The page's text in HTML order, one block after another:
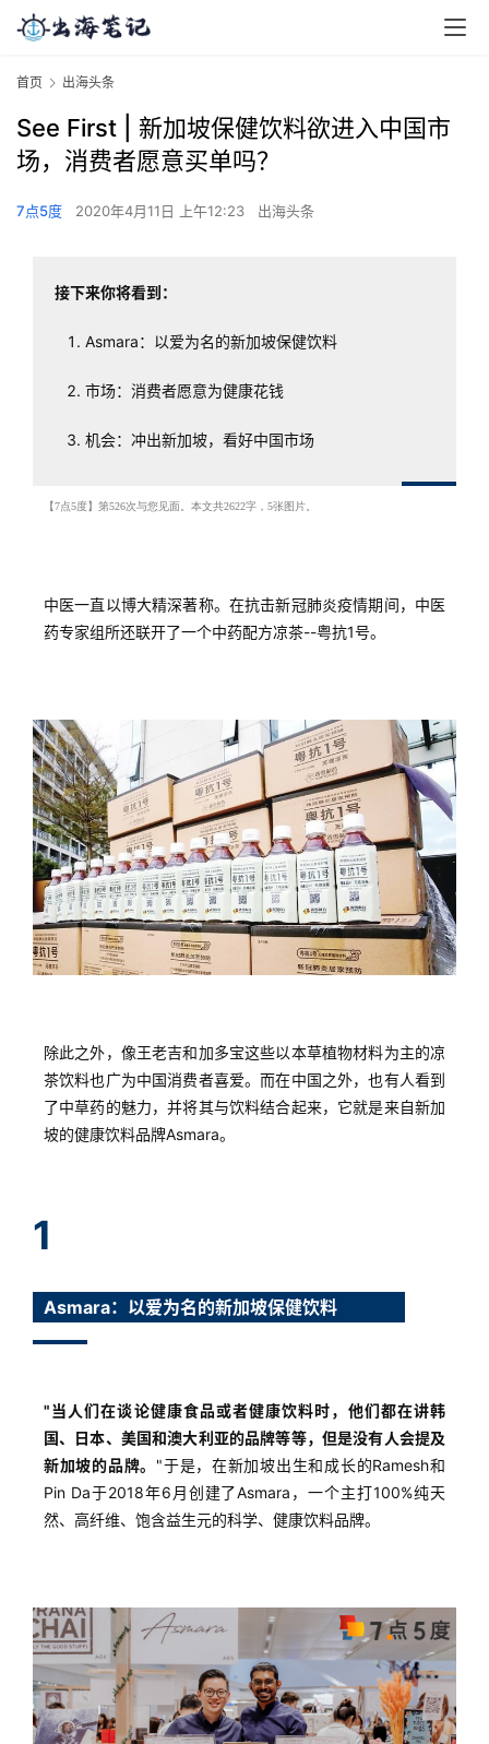
首页 出海头条
See First | 新加坡保健饮料欲进入中国市
场，消费者愿意买单吗？
7点5度 2020年4月11日 上午12:23 出海头条
接下来你将看到：
Asmara：以爱为名的新加坡保健饮料
市场：消费者愿意为健康花钱
机会：冲出新加坡，看好中国市场
【7点5度】第526次与您见面。本文共2622字，5张图片。
中医一直以博大精深著称。在抗击新冠肺炎疫情期间，中医
药专家组所还联开了一个中药配方凉茶--粤抗1号。
除此之外，像王老吉和加多宝这些以本草植物材料为主的凉
茶饮料也广为中国消费者喜爱。而在中国之外，也有人看到
了中草药的魅力，并将其与饮料结合起来，它就是来自新加
坡的健康饮料品牌Asmara。
1
Asmara：以爱为名的新加坡保健饮料
"当人们在谈论健康食品或者健康饮料时，他们都在讲韩
国、日本、美国和澳大利亚的品牌等等，但是没有人会提及
新加坡的品牌。 "于是，在新加坡出生和成长的Ramesh和
Pin Da于2018年6月创建了Asmara，一个主打100%纯天
然、高纤维、饱含益生元的科学、健康饮料品牌。